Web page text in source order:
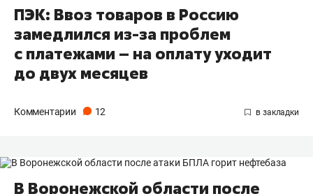
ПЭК: Ввоз товаров в Россию
замедлился из-за проблем
с платежами – на оплату уходит
до двух месяцев
Комментарии 12
В Воронежской области после